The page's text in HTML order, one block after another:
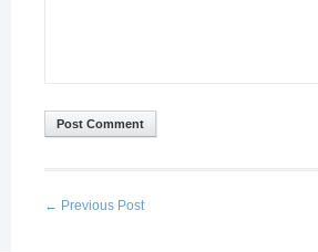
← Previous Post